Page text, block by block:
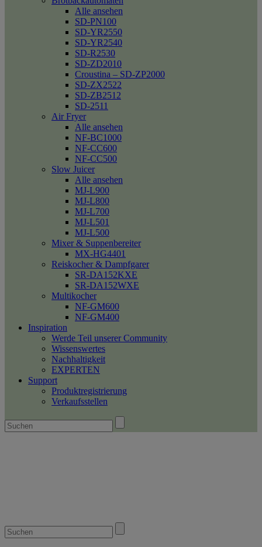
Alle ansehen
SD-PN100
SD-YR2550
SD-YR2540
SD-R2530
SD-ZD2010
Croustina – SD-ZP2000
SD-ZX2522
SD-ZB2512
SD-2511
Air Fryer
Alle ansehen
NF-BC1000
NF-CC600
NF-CC500
Slow Juicer
Alle ansehen
MJ-L900
MJ-L800
MJ-L700
MJ-L501
MJ-L500
Mixer & Suppenbereiter
MX-HG4401
Reiskocher & Dampfgarer
SR-DA152KXE
SR-DA152WXE
Multikocher
NF-GM600
NF-GM400
Inspiration
Werde Teil unserer Community
Wissenswertes
Nachhaltigkeit
EXPERTEN
Support
Produktregistrierung
Verkaufsstellen